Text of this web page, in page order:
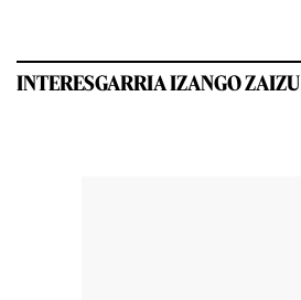
INTERESGARRIA IZANGO ZAIZU